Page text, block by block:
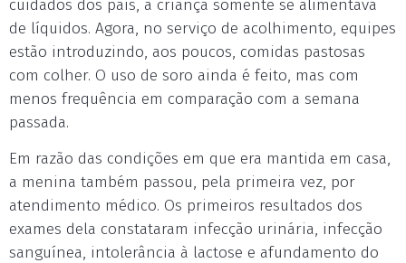
cuidados dos pais, a criança somente se alimentava
de líquidos. Agora, no serviço de acolhimento, equipes
estão introduzindo, aos poucos, comidas pastosas
com colher. O uso de soro ainda é feito, mas com
menos frequência em comparação com a semana
passada.
Em razão das condições em que era mantida em casa,
a menina também passou, pela primeira vez, por
atendimento médico. Os primeiros resultados dos
exames dela constataram infecção urinária, infecção
sanguínea, intolerância à lactose e afundamento do